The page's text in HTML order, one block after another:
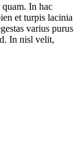
In hac
et turpis lacinia
varius purus
In nisl velit,